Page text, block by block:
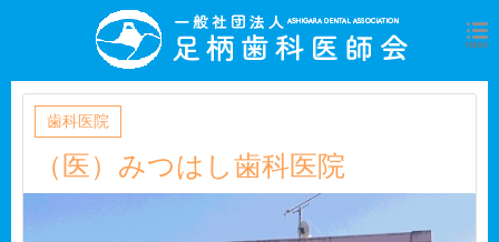
歯科医院情報
歯科医院
（医）みつはし歯科医院